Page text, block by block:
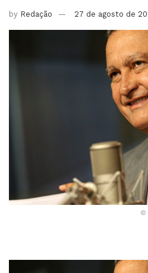
by Redação 27 de agosto de
©